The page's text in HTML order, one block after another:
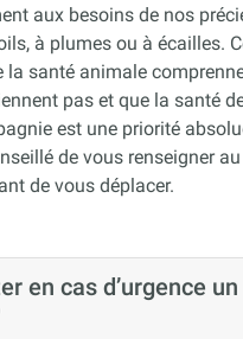
aux besoins de nos
à plumes ou à écailles.
la santé animale
pas et que la santé
est une priorité
de vous renseigner
de vous déplacer.
en cas d’urgence un